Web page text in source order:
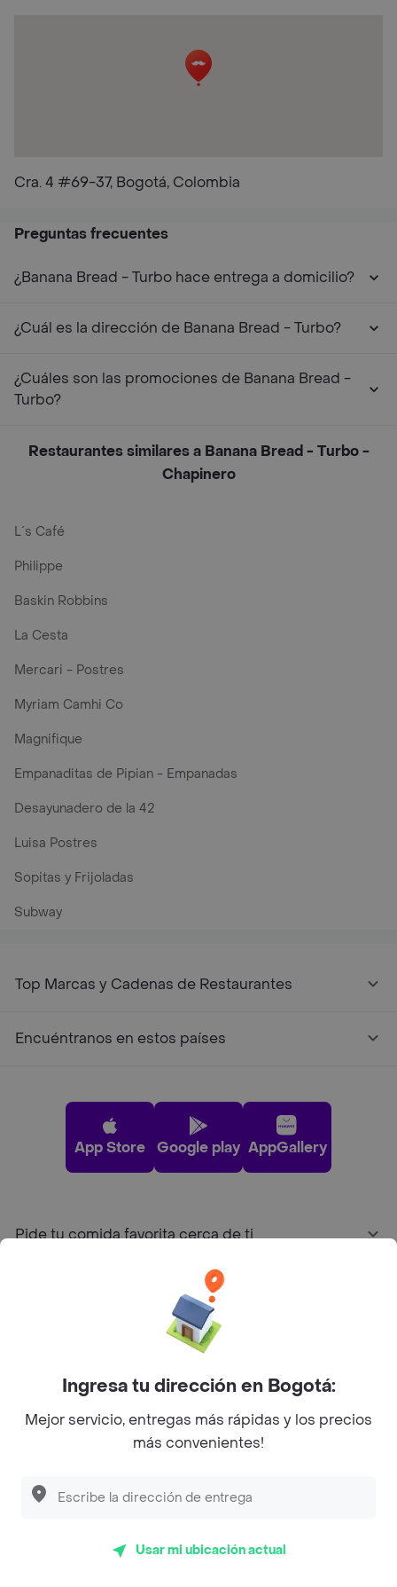
Cra. 4 #69-37, Bogotá, Colombia
Preguntas frecuentes
¿Banana Bread - Turbo hace entrega a domicilio?
¿Cuál es la dirección de Banana Bread - Turbo?
¿Cuáles son las promociones de Banana Bread -
Turbo?
Restaurantes similares a Banana Bread - Turbo -
Chapinero
L´s Café
Philippe
Baskin Robbins
La Cesta
Mercari - Postres
Myriam Camhi Co
Magnifique
Empanaditas de Pipian - Empanadas
Desayunadero de la 42
Luisa Postres
Sopitas y Frijoladas
Subway
Top Marcas y Cadenas de Restaurantes
Encuéntranos en estos países
App Store Google play AppGallery
Pide tu comida favorita cerca de ti
Sobre Rappi
Facebook
Twitter
Instagram
©2026Rappi Inc. All rights reserved.
Ingresa tu dirección en Bogotá:
Mejor servicio, entregas más rápidas y los precios
más convenientes!
Usar mi ubicación actual